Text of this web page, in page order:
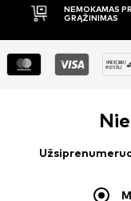
NEMOKAMAS
GRĄŽINIMAS